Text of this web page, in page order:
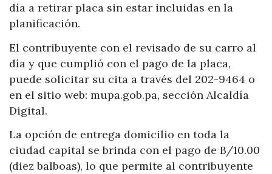
día a retirar placa sin estar incluidas en la
planificación.
El contribuyente con el revisado de su carro al
día y que cumplió con el pago de la placa,
puede solicitar su cita a través del 202-9464 o
en el sitio web: mupa.gob.pa, sección Alcaldía
Digital.
La opción de entrega domicilio en toda la
ciudad capital se brinda con el pago de B/10.00
(diez balboas), lo que permite al contribuyente